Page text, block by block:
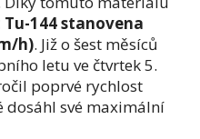
144 stanovena
h). Již o šest měsíců
letu ve čtvrtek 5.
poprvé rychlost
dosáhl své maximální